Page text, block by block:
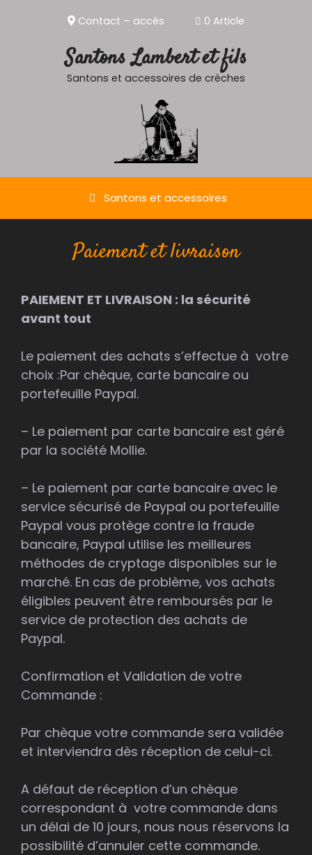
Contact – accès 0 Article
Santons Lambert et fils
Santons et accessoires de crèches
Santons et accessoires
Paiement et livraison
PAIEMENT ET LIVRAISON : la sécurité
avant tout
Le paiement des achats s’effectue à votre
choix :Par chèque, carte bancaire ou
portefeuille Paypal.
– Le paiement par carte bancaire est géré
par la société Mollie.
– Le paiement par carte bancaire avec le
service sécurisé de Paypal ou portefeuille
Paypal vous protège contre la fraude
bancaire, Paypal utilise les meilleures
méthodes de cryptage disponibles sur le
marché. En cas de problème, vos achats
éligibles peuvent être remboursés par le
service de protection des achats de
Paypal.
Confirmation et Validation de votre
Commande :
Par chèque votre commande sera validée
et interviendra dès réception de celui-ci.
A défaut de réception d’un chèque
correspondant à votre commande dans
un délai de 10 jours, nous nous réservons la
possibilité d’annuler cette commande.